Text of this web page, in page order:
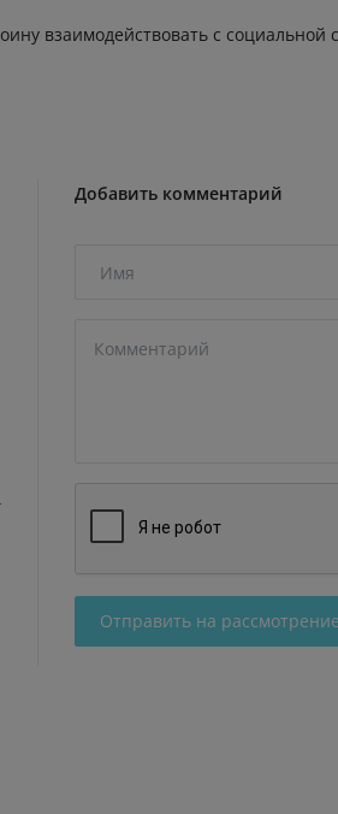
взаимодействовать с социальной
Добавить комментарий
Отправить на рассмотрение